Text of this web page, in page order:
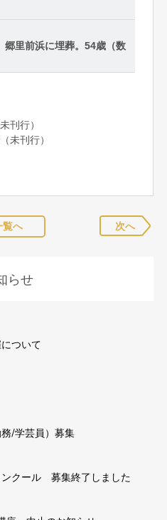
郷里前浜に埋葬。54歳（数
刊行）
未刊行）
覧へ 次へ
らせ
ついて
/学芸員）募集
ンクール 募集終了しました